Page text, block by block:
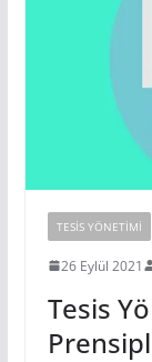
TESIS YÖNETIMI
26 Eylül 2021
Tesis